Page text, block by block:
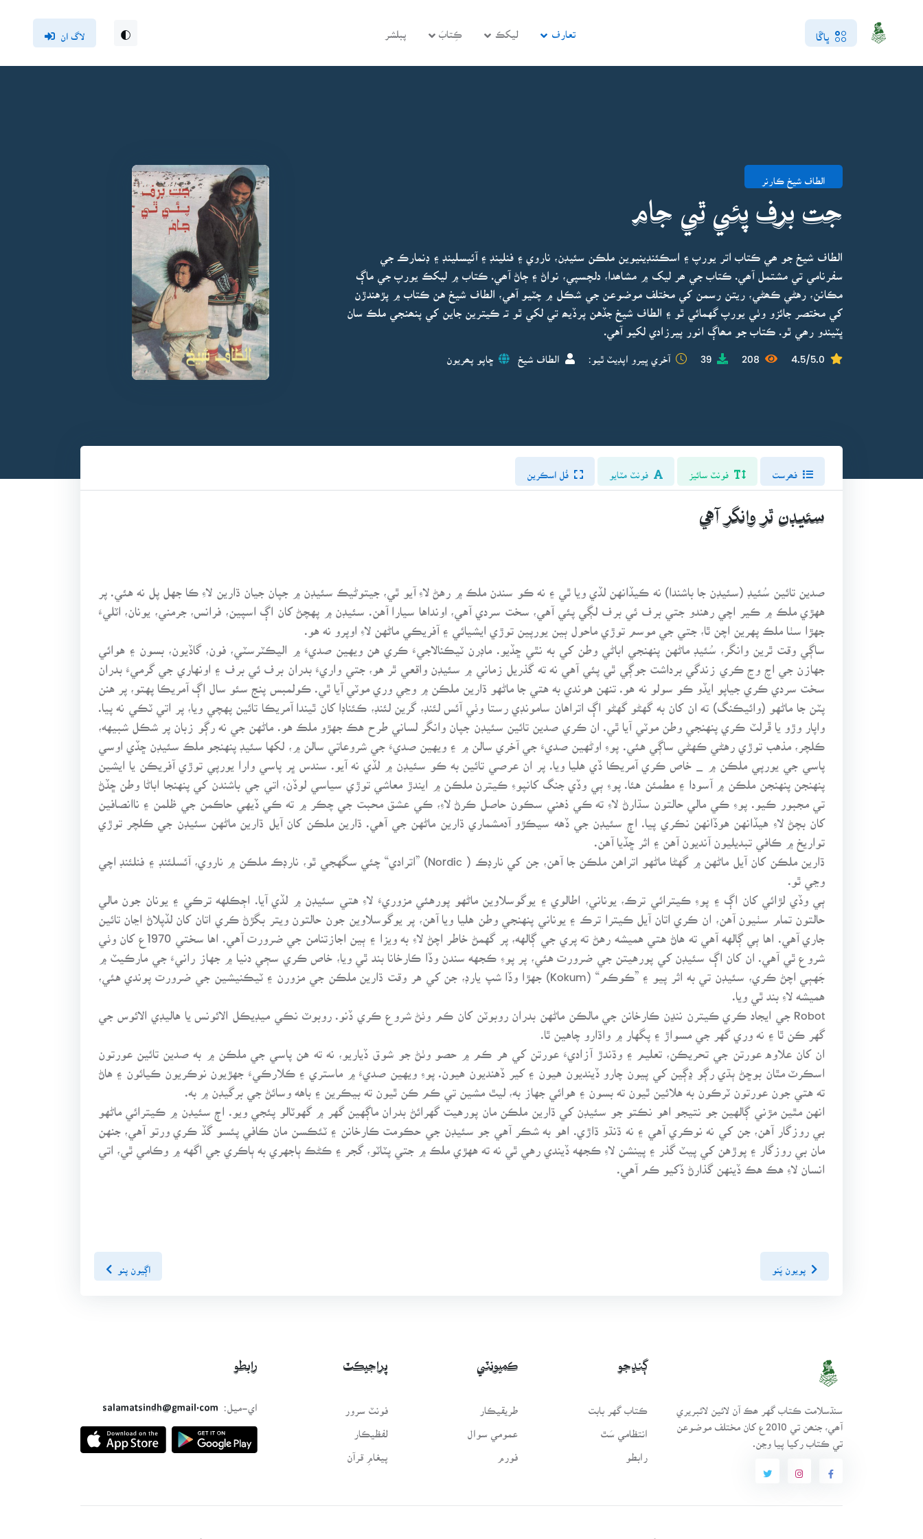
ڀاڱا تعارف ليکڪ ڪِتابَ پبلشر لاگ ان
الطاف شيخ ڪارنر
جت برف پئي ٿي جام
الطاف شيخ جو ھي ڪتاب اتر يورپ ۽ اسڪئنڊينيوين ملڪن سئيڊن، ناروي ۽ فنلينڊ ۽ آئيسلينڊ ۽ ڊنمارڪ جي
سفرنامي تي مشتمل آھي. ڪتاب جي ھر ليک ۾ مشاھدا، دلچسپي، نواڻ ۽ ڄاڻ آھي. ڪتاب ۾ ليکڪ يورپ جي ماڳ
مڪانن، رهڻي ڪھڻي، ريتن رسمن کي مختلف موضوعن جي شڪل ۾ چٽيو آهي، الطاف شيخ هن ڪتاب ۾ پڙهندڙن
کي مختصر جائزو وٺي يورپ گهمائي ٿو ۽ الطاف شيخ جڏهن پرڏيھ تي لکي ٿو تہ ڪيترين جاين کي پنھنجي ملڪ سان
ڀٽيندو رھي ٿو. ڪتاب جو مھاڳ انور پيرزادي لکيو آهي.
4.5/5.0
208
39 آخري ڀيرو اپڊيٽ ٿيو: الطاف شيخ ڇاپو پھريون
فُل اسڪرين
سئيڊن ٿر وانگر آهي
صدين تائين سُئيڊ (سئيڊن جا باشندا) نه ڪيڏانهن لڏي ويا ٿي ۽ نه ڪو سندن ملڪ ۾ رهڻ لاءِ آيو ٿي، جيتوڻيڪ سئيڊن ۾ جپان جيان ڌارين لاءِ ڪا جهل پل نه هئي. پر
ههڙي ملڪ ۾ ڪير اچي رهندو جتي برف ئي برف لڳي پئي آهي، سخت سردي آهي، اونداها سيارا آهن. سئيڊن ۾ پهچڻ کان اڳ اسپين، فرانس، جرمني، يونان، اٽليءَ
جهڙا سٺا ملڪ پهرين اچن ٿا، جتي جي موسم توڙي ماحول ٻين يورپين توڙي ايشيائي ۽ آفريڪي ماڻهن لاءِ اوپرو نه هو.
ساڳي وقت ٿرين وانگر، سُئيڊ ماڻهن پنهنجي اباڻي وطن کي به نٿي ڇڏيو. ماڊرن ٽيڪنالاجيءَ ڪري هن ويهين صديءَ ۾ اليڪٽرسٽي، فون، گاڏيون، بسون ۽ هوائي
جهازن جي اچ وڃ ڪري زندگي برداشت جوڳي ٿي پئي آهي نه ته گذريل زماني ۾ سئيڊن واقعي ٿر هو، جتي واريءَ بدران برف ئي برف ۽ اونهاري جي گرميءَ بدران
سخت سردي ڪري جياپو ايڏو ڪو سولو نه هو. تنهن هوندي به هتي جا ماڻهو ڌارين ملڪن ۾ وڃي وري موٽي آيا ٿي. ڪولمبس پنج سئو سال اڳ آمريڪا پهتو، پر هنن
پٽن جا ماڻهو (وائيڪنگ) ته ان کان به گهڻو گهڻو اڳ اتراهان سامونڊي رستا وٺي آئس لئنڊ، گرين لئنڊ، ڪئناڊا کان ٿيندا آمريڪا تائين پهچي ويا، پر اتي ٽڪي نه پيا.
واپار وڙو يا ڦرلٽ ڪري پنهنجي وطن موٽي آيا ٿي. ان ڪري صدين تائين سئيڊن جپان وانگر لساني طرح هڪ جهڙو ملڪ هو. ماڻهن جي نه رڳو زبان پر شڪل شبيهه،
ڪلچر، مذهب توڙي رهڻي ڪهڻي ساڳي هئي. پوءِ اوڻهين صديءَ جي آخري سالن ۾ ۽ ويهين صديءَ جي شروعاتي سالن ۾، لکها سئيڊ پنهنجو ملڪ سئيڊن ڇڏي اوسي
پاسي جي يورپي ملڪن ۾ _ خاص ڪري آمريڪا ڏي هليا ويا. پر ان عرصي تائين به ڪو سئيڊن ۾ لڏي نه آيو. سندس ڀر پاسي وارا يورپي توڙي آفريڪن يا ايشين
پنهنجن پنهنجن ملڪن ۾ آسودا ۽ مطمئن هئا. پوءِ ٻي وڏي جنگ کانپوءِ ڪيترن ملڪن ۾ ايندڙ معاشي توڙي سياسي لوڏن، اتي جي باشندن کي پنهنجا اباڻا وطن ڇڏڻ
تي مجبور ڪيو. پوءِ ڪي مالي حالتون سڌارڻ لاءِ ته ڪي ذهني سڪون حاصل ڪرڻ لاءِ، ڪي عشق محبت جي چڪر ۾ ته ڪي ڏيهي حاڪمن جي ظلمن ۽ ناانصافين
کان بچڻ لاءِ هيڏانهن هوڏانهن نڪري پيا. اڄ سئيڊن جي ڏهه سيڪڙو آدمشماري ڌارين ماڻهن جي آهي. ڌارين ملڪن کان آيل ڌارين ماڻهن سئيڊن جي ڪلچر توڙي
تواريخ ۾ ڪافي تبديليون آنديون آهن ۽ اثر ڇڏيا آهن.
ڌارين ملڪن کان آيل ماڻهن ۾ گهڻا ماڻهو اتراهن ملڪن جا آهن، جن کي نارڊڪ ( Nordic) ”اترادي“ چئي سگهجي ٿو، نارڊڪ ملڪن ۾ ناروي، آئسلئنڊ ۽ فنلئنڊ اچي
وڃي ٿو.
ٻي وڏي لڙائي کان اڳ ۽ پوءِ ڪيترائي ترڪ، يوناني، اطالوي ۽ يوگوسلاوين ماڻهو پورهئي مزوريءَ لاءِ هتي سئيڊن ۾ لڏي آيا. اڄڪلهه ترڪي ۽ يونان جون مالي
حالتون تمام سٺيون آهن، ان ڪري اتان آيل ڪيترا ترڪ ۽ يوناني پنهنجي وطن هليا ويا آهن، پر يوگوسلاوين جون حالتون ويتر بگڙڻ ڪري اتان کان لڏپلاڻ اڃان تائين
جاري آهي. اها ٻي ڳالهه آهي ته هاڻ هتي هميشه رهڻ ته پري جي ڳالهه، پر گهمڻ خاطر اچڻ لاءِ به ويزا ۽ ٻين اجازتنامن جي ضرورت آهي. اها سختي 1970ع کان وٺي
شروع ٿي آهي. ان کان اڳ سئيڊن کي پورهيتن جي ضرورت هئي، پر پوءِ ڪجهه سندن وڏا ڪارخانا بند ٿي ويا، خاص ڪري سڄي دنيا ۾ جهاز رانيءَ جي مارڪيٽ ۾
جَهٻي اچڻ ڪري، سئيڊن تي به اثر پيو ۽ ”ڪوڪم“ (Kokum) جهڙا وڏا شپ يارڊ، جن کي هر وقت ڌارين ملڪن جي مزورن ۽ ٽيڪنيشين جي ضرورت پوندي هئي،
هميشه لاءِ بند ٿي ويا.
Robot جي ايجاد ڪري ڪيترن ننڍن ڪارخانن جي مالڪن ماڻهن بدران روبوٽن کان ڪم وٺڻ شروع ڪري ڏنو. روبوٽ نڪي ميڊيڪل الائونس يا هاليڊي الائوس جي
گهر ڪن ٿا ۽ نه وري گهر جي مسواڙ ۽ پگهار ۾ واڌارو چاهين ٿا.
ان کان علاوه عورتن جي تحريڪن، تعليم ۽ وڌندڙ آزاديءَ عورتن کي هر ڪم ۾ حصو وٺڻ جو شوق ڏياريو، نه ته هن پاسي جي ملڪن ۾ به صدين تائين عورتون
اسڪرٽ مٿان بوڇڻ ٻڌي رڳو ڍڳين کي پيون چارو ڏينديون هيون ۽ کير ڏهنديون هيون. پوءِ ويهين صديءَ ۾ ماستري ۽ ڪلارڪيءَ جهڙيون نوڪريون ڪيائون ۽ هاڻ
ته هتي جون عورتون ٽرڪون به هلائين ٿيون ته بسون ۽ هوائي جهاز به، ليٿ مشين تي ڪم ڪن ٿيون ته بيڪرين ۽ باهه وسائڻ جي برگيڊن ۾ به.
انهن مٿين مڙني ڳالهين جو نتيجو اهو نڪتو جو سئيڊن کي ڌارين ملڪن مان پورهيت گهرائڻ بدران ماڳهين گهر ۾ گهوٽالو پئجي ويو. اڄ سئيڊن ۾ ڪيترائي ماڻهو
بي روزگار آهن، جن کي نه نوڪري آهي ۽ نه ڌنڌو ڌاڙي. اهو به شڪر آهي جو سئيڊن جي حڪومت ڪارخانن ۽ ٽئڪسن مان ڪافي پئسو گڏ ڪري ورتو آهي، جنهن
مان بي روزگار ۽ پوڙهن کي پيٽ گذر ۽ پينشن لاءِ ڪجهه ڏيندي رهي ٿي نه ته ههڙي ملڪ ۾ جتي پٽاٽو، گجر ۽ ڪڻڪ ٻاجهري به ٻاڪري جي اگهه ۾ وڪامي ٿي، اتي
انسان لاءِ هڪ هڪ ڏينهن گذارڻ ڏکيو ڪم آهي.
پويون پَنو اڳيون پنو
سنڌسلامت ڪتاب گهر ھڪ آن لائين لائبريري
آھي، جنھن تي 2010ع کان مختلف موضوعن
تي ڪتاب رکيا پيا وڃن.
ڳنڍجو
ڪتاب گهر بابت
انتظامي سَٿ
رابطو
ڪميونٽي
طريقيڪار
عمومي سوال
فورم
پراجيڪٽ
فونٽ سرور
لفظيڪار
پيغامِ قرآن
رابطو
اي-ميل:
salamatsindh@gmail.com